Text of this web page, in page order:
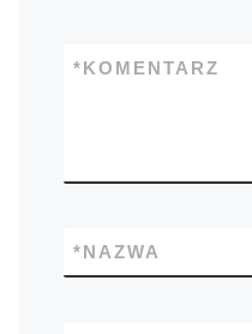
KOMENTARZ
*
NAZWA
*